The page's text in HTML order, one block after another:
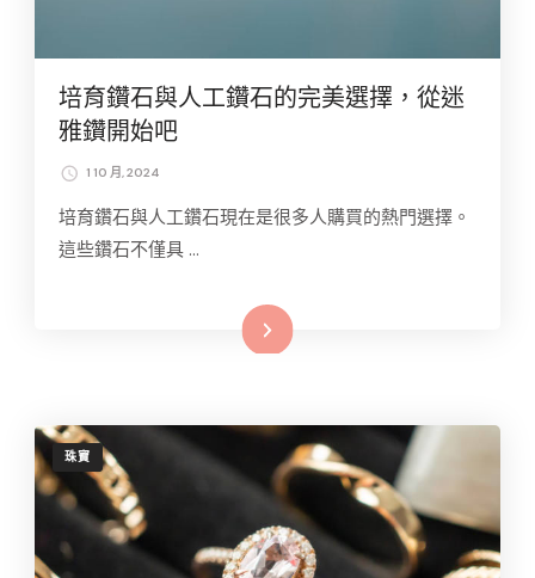
培育鑽石與人工鑽石的完美選擇，從迷
雅鑽開始吧
1 10 月, 2024
培育鑽石與人工鑽石現在是很多人購買的熱門選擇。
這些鑽石不僅具 …
Read More
珠寶